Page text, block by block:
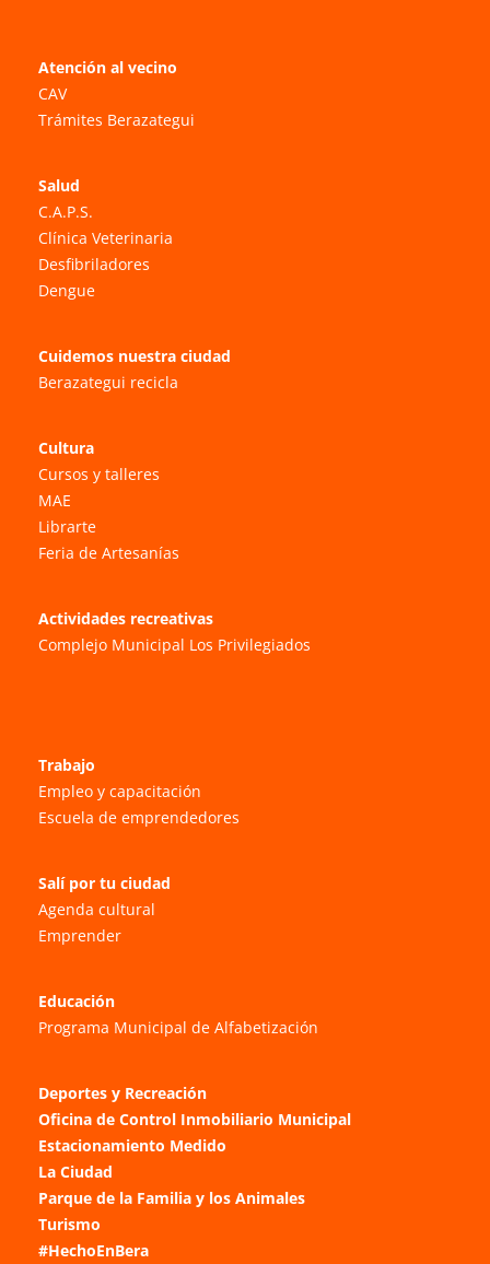
Atención al vecino
CAV
Trámites Berazategui
Salud
C.A.P.S.
Clínica Veterinaria
Desfibriladores
Dengue
Cuidemos nuestra ciudad
Berazategui recicla
Cultura
Cursos y talleres
MAE
Librarte
Feria de Artesanías
Actividades recreativas
Complejo Municipal Los Privilegiados
Trabajo
Empleo y capacitación
Escuela de emprendedores
Salí por tu ciudad
Agenda cultural
Emprender
Educación
Programa Municipal de Alfabetización
Deportes y Recreación
Oficina de Control Inmobiliario Municipal
Estacionamiento Medido
La Ciudad
Parque de la Familia y los Animales
Turismo
#HechoEnBera